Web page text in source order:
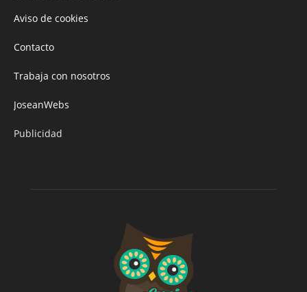
Aviso de cookies
Contacto
Trabaja con nosotros
JoseanWebs
Publicidad